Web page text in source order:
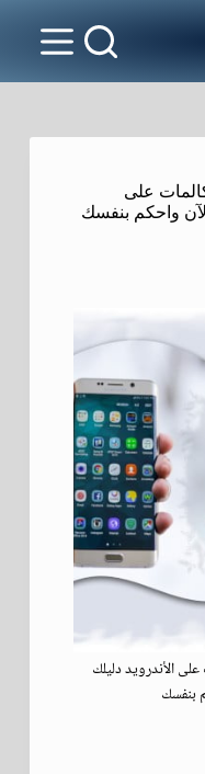
على
واحكم بنفسك
على الأندرويد دليلك
بنفسك